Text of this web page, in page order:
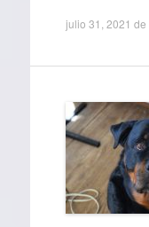
julio 31, 2021 de